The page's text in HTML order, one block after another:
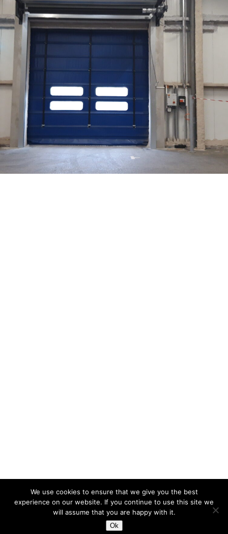
We use cookies to ensure that we give you the best
experience on our website. If you continue to use this site we
will assume that you are happy with it.
Ok